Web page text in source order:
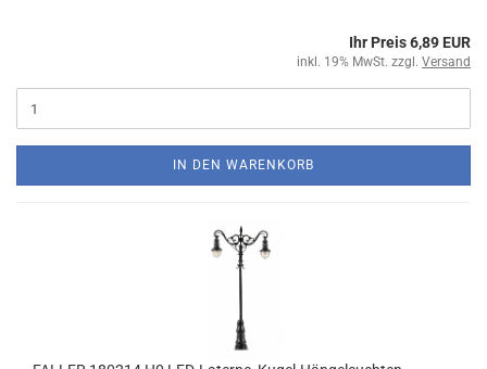
Ihr Preis 6,89 EUR
inkl. 19% MwSt. zzgl. Versand
IN DEN WARENKORB